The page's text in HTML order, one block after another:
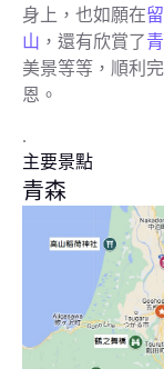
身上，也如願在
山 ，還有欣賞了
美景等等，順利
恩。
.
主要景點
青森